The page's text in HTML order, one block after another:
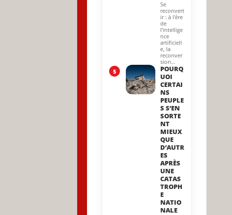
Se
reconvert
ir : à l'ère
de
l'intellige
nce
artificiell
e, la
reconver
sion…
5
POURQ
UOI
CERTAI
NS
PEUPLE
S S’EN
SORTE
NT
MIEUX
QUE
D’AUTR
ES
APRÈS
UNE
CATAS
TROPH
E
NATIO
NALE